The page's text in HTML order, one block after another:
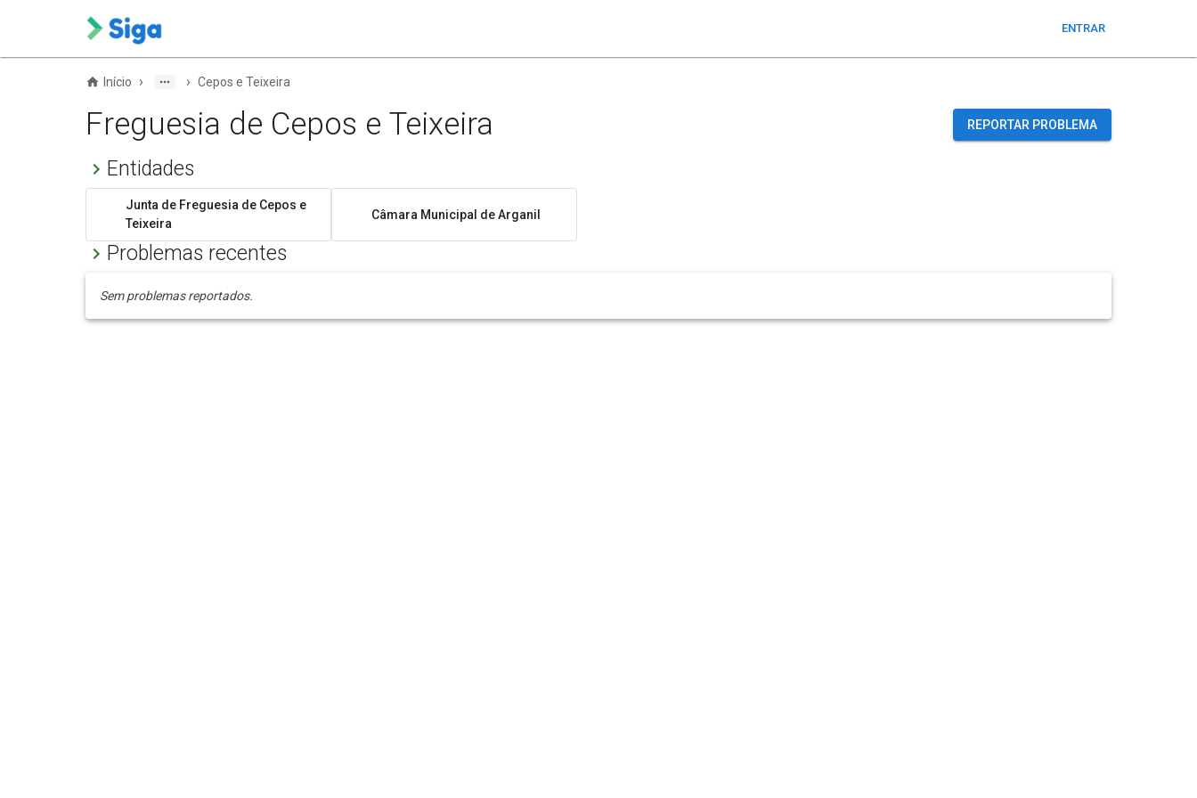
ENTRAR
Início › › Cepos e Teixeira
Freguesia de Cepos e Teixeira REPORTAR PROBLEMA
Entidades
Junta de Freguesia de Cepos e
Teixeira
Câmara Municipal de Arganil
Problemas recentes
Sem problemas reportados.